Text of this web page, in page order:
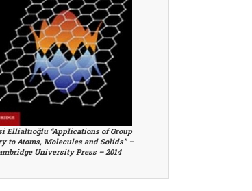
Ellialtıoğlu “Applications of Group
to Atoms, Molecules and Solids” –
University Press – 2014